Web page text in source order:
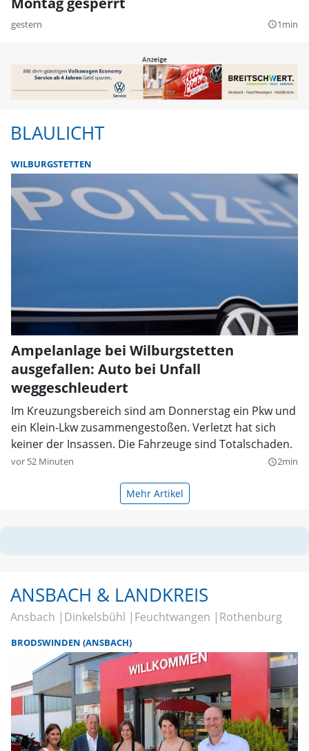
gestern query_builder1min
BLAULICHT
WILBURGSTETTEN
Ampelanlage bei Wilburgstetten
ausgefallen: Auto bei Unfall
weggeschleudert
Im Kreuzungsbereich sind am Donnerstag ein Pkw und
ein Klein-Lkw zusammengestoßen. Verletzt hat sich
keiner der Insassen. Die Fahrzeuge sind Totalschaden.
vor 52 Minuten query_builder2min
Mehr Artikel
ANSBACH & LANDKREIS
Ansbach Dinkelsbühl Feuchtwangen Rothenburg
BRODSWINDEN (ANSBACH)